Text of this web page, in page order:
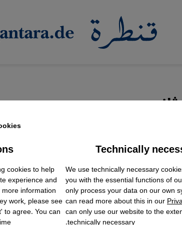
يبوح النخيل" للقطرية هدى النعيمي
وبناء الجسور في السيرة الذاتية
النخيل" هي سيرة ذاتية للكاتبة القطرية
الكبيرة ووعيها بذاتها كامرأة قطرية
Technically
We use technically necessary
you with the essential functions of
only process your data on our own
can read more about this in our
can only use our website to the
cookies to help
experience and
information
work, please see
to agree. You can
Connect
Twitter Embed
Embed
Youtube Embed
Maps Embed